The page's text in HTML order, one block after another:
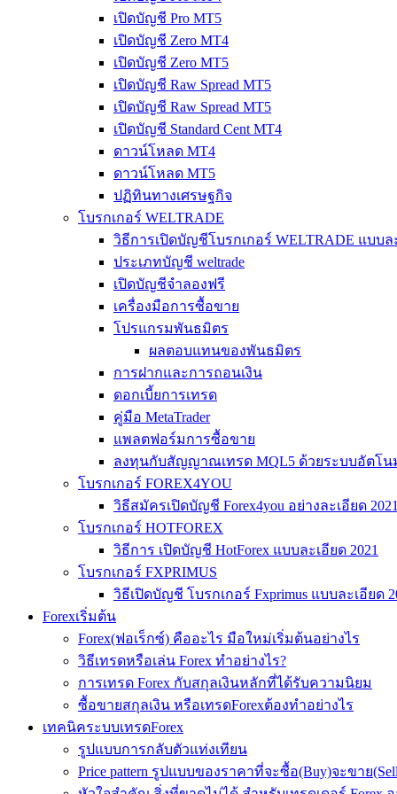
เปิดบัญชี Pro MT5
เปิดบัญชี Zero MT4
เปิดบัญชี Zero MT5
เปิดบัญชี Raw Spread MT5
เปิดบัญชี Raw Spread MT5
เปิดบัญชี Standard Cent MT4
ดาวน์โหลด MT4
ดาวน์โหลด MT5
ปฏิทินทางเศรษฐกิจ
โบรกเกอร์ WELTRADE
วิธีการเปิดบัญชีโบรกเกอร์ WELTRADE แบบละ
ประเภทบัญชี weltrade
เปิดบัญชีจำลองฟรี
เครื่องมือการซื้อขาย
โปรแกรมพันธมิตร
ผลตอบแทนของพันธมิตร
การฝากและการถอนเงิน
ดอกเบี้ยการเทรด
คู่มือ MetaTrader
แพลตฟอร์มการซื้อขาย
ลงทุนกับสัญญาณเทรด MQL5 ด้วยระบบอัตโน
โบรกเกอร์ FOREX4YOU
วิธีสมัครเปิดบัญชี Forex4you อย่างละเอียด 2021
โบรกเกอร์ HOTFOREX
วิธีการ เปิดบัญชี HotForex แบบละเอียด 2021
โบรกเกอร์ FXPRIMUS
วิธีเปิดบัญชี โบรกเกอร์ Fxprimus แบบละเอียด
Forexเริ่มต้น
Forex(ฟอเร็กซ์) คืออะไร มือใหม่เริ่มต้นอย่างไร
วิธีเทรดหรือเล่น Forex ทำอย่างไร?
การเทรด Forex กับสกุลเงินหลักที่ได้รับความนิยม
ซื้อขายสกุลเงิน หรือเทรดForexต้องทำอย่างไร
เทคนิคระบบเทรดForex
รูปแบบการกลับตัวแท่งเทียน
Price pattern รูปแบบของราคาที่จะซื้อ(Buy)จะขาย